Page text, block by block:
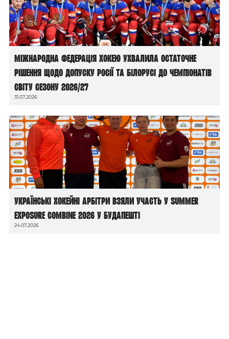
Міжнародна федерація хокею ухвалила остаточне
рішення щодо допуску росії та білорусі до чемпіонатів
світу сезону 2026/27
31.07.2026
Українські хокейні арбітри взяли участь у Summer
Exposure Combine 2026 у Будапешті
24.07.2026